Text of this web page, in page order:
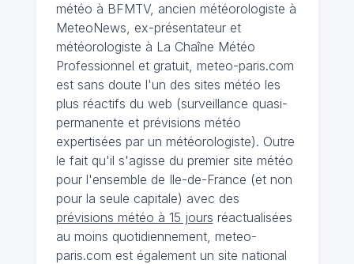
météo à BFMTV, ancien météorologiste à
MeteoNews, ex-présentateur et
météorologiste à La Chaîne Météo
Professionnel et gratuit, meteo-paris.com
est sans doute l'un des sites météo les
plus réactifs du web (surveillance quasi-
permanente et prévisions météo
expertisées par un météorologiste). Outre
le fait qu'il s'agisse du premier site météo
pour l'ensemble de Ile-de-France (et non
pour la seule capitale) avec des
prévisions météo à 15 jours réactualisées
au moins quotidiennement, meteo-
paris.com est également un site national